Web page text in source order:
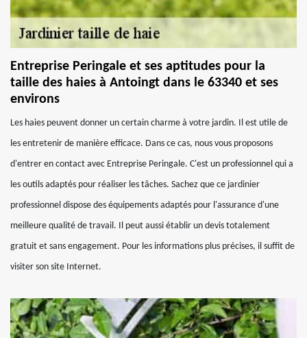
Entreprise Peringale et ses aptitudes pour la
taille des haies à Antoingt dans le 63340 et ses
environs
Les haies peuvent donner un certain charme à votre jardin. Il est utile de
les entretenir de manière efficace. Dans ce cas, nous vous proposons
d'entrer en contact avec Entreprise Peringale. C'est un professionnel qui a
les outils adaptés pour réaliser les tâches. Sachez que ce jardinier
professionnel dispose des équipements adaptés pour l'assurance d'une
meilleure qualité de travail. Il peut aussi établir un devis totalement
gratuit et sans engagement. Pour les informations plus précises, il suffit de
visiter son site Internet.